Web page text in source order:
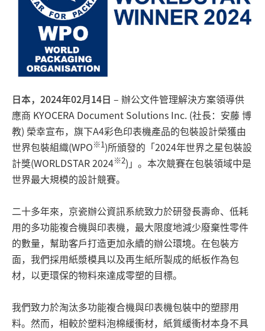
日本，2024年02月14日 – 辦公文件管理解決方案領導供
應商 KYOCERA Document Solutions Inc. (社長：安藤 博
教) 榮幸宣布，旗下A4彩色印表機產品的包裝設計榮獲由
世界包裝組織(WPO※1)所頒發的「2024年世界之星包裝設
計獎(WORLDSTAR 2024※2)」。本次競賽在包裝領域中是
世界最大規模的設計競賽。
二十多年來，京瓷辦公資訊系統致力於研發長壽命、低耗
用的多功能複合機與印表機，最大限度地減少廢棄性零件
的數量，幫助客戶打造更加永續的辦公環境。在包裝方
面，我們採用紙漿模具以及再生紙所製成的紙板作為包
材，以更環保的物料來達成零塑的目標。
我們致力於淘汰多功能複合機與印表機包裝中的塑膠用
料。然而，相較於塑料泡棉緩衝材，紙質緩衝材本身不具